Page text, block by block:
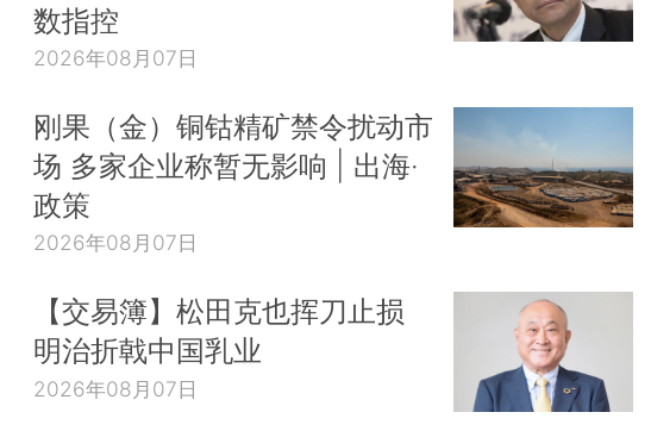
数指控
2026年08月07日
刚果（金）铜钴精矿禁令扰动市
场 多家企业称暂无影响 | 出海·
政策
2026年08月07日
【交易簿】松田克也挥刀止损
明治折戟中国乳业
2026年08月07日